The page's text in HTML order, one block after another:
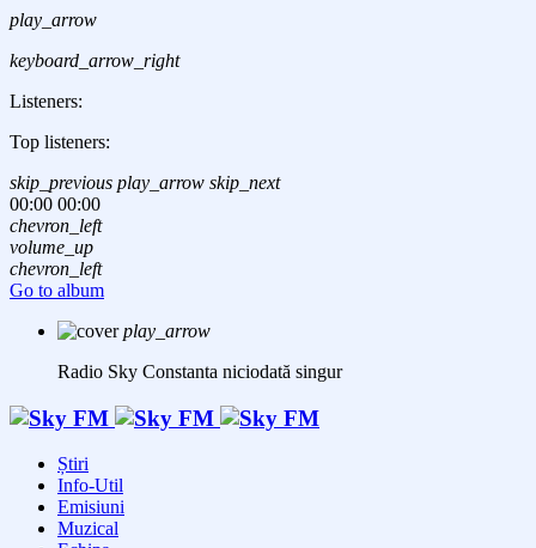
play_arrow
keyboard_arrow_right
Listeners:
Top listeners:
skip_previous play_arrow skip_next
00:00 00:00
chevron_left
volume_up
chevron_left
Go to album
play_arrow
Radio Sky Constanta niciodată singur
Știri
Info-Util
Emisiuni
Muzical